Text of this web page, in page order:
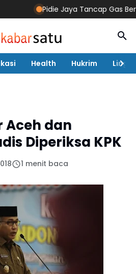
Pidie Jaya Tancap Gas
Health Hukrim
Aceh dan
Diperiksa KPK
1 menit baca